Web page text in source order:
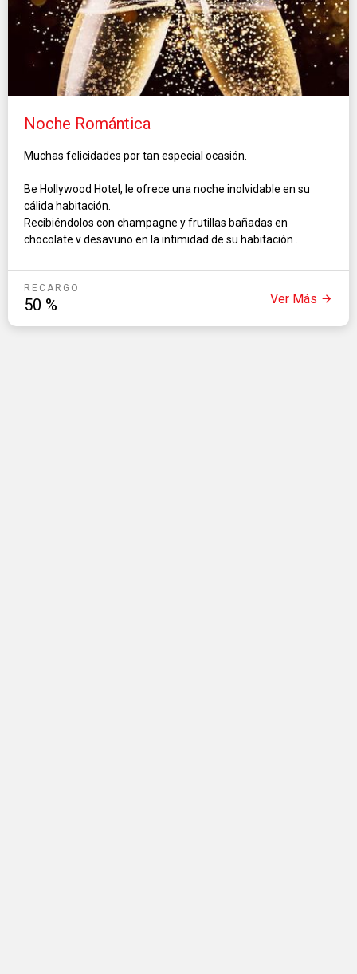
Noche Romántica
Muchas felicidades por tan especial ocasión.
Be Hollywood Hotel, le ofrece una noche inolvidable en su
cálida habitación.
Recibiéndolos con champagne y frutillas bañadas en
chocolate y desayuno en la intimidad de su habitación .
disponibilidad y late check-out 16hs
RECARGO
50 % Ver Más